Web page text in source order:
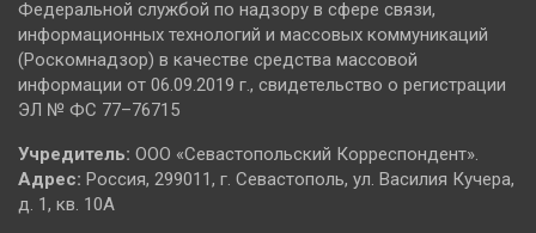
Федеральной службой по надзору в сфере связи,
информационных технологий и массовых коммуникаций
(Роскомнадзор) в качестве средства массовой
информации от 06.09.2019 г., свидетельство о регистрации
ЭЛ № ФС 77–76715
Учредитель: ООО «Севастопольский Корреспондент».
Адрес: Россия, 299011, г. Севастополь, ул. Василия Кучера,
д. 1, кв. 10А